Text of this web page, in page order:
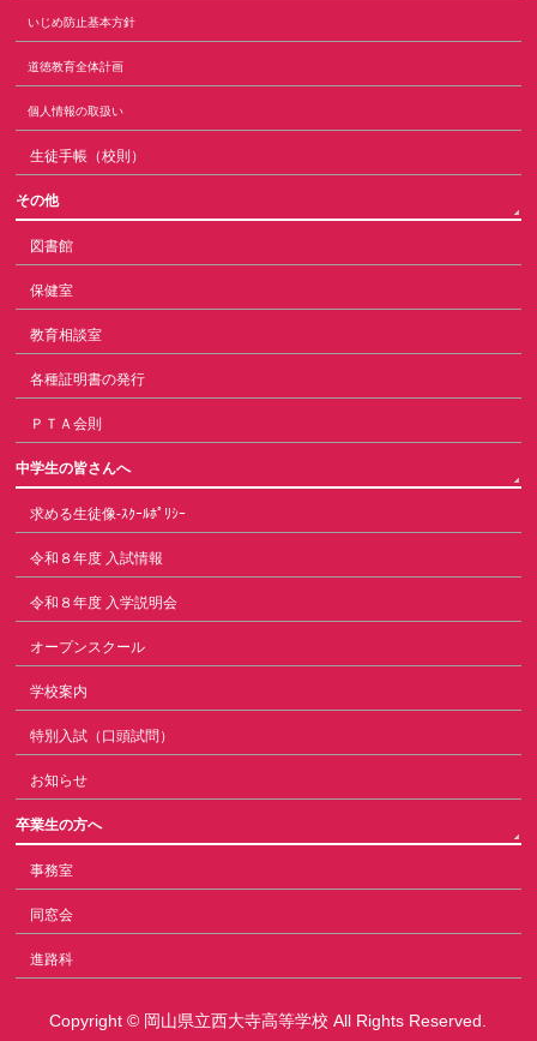
いじめ防止基本方針
道徳教育全体計画
個人情報の取扱い
生徒手帳（校則）
その他
図書館
保健室
教育相談室
各種証明書の発行
ＰＴＡ会則
中学生の皆さんへ
求める生徒像-ｽｸｰﾙﾎﾟﾘｼｰ
令和８年度 入試情報
令和８年度 入学説明会
オープンスクール
学校案内
特別入試（口頭試問）
お知らせ
卒業生の方へ
事務室
同窓会
進路科
Copyright © 岡山県立西大寺高等学校 All Rights Reserved.